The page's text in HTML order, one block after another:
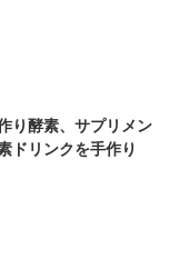
り酵素、サプリメン
ドリンクを手作り